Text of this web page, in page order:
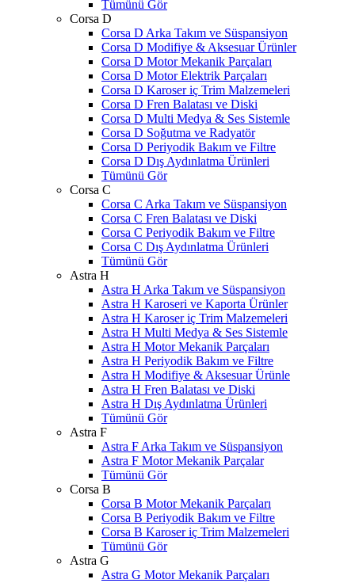
Tümünü Gör
Corsa D
Corsa D Arka Takım ve Süspansiyon
Corsa D Modifiye & Aksesuar Ürünler
Corsa D Motor Mekanik Parçaları
Corsa D Motor Elektrik Parçaları
Corsa D Karoser iç Trim Malzemeleri
Corsa D Fren Balatası ve Diski
Corsa D Multi Medya & Ses Sistemle
Corsa D Soğutma ve Radyatör
Corsa D Periyodik Bakım ve Filtre
Corsa D Dış Aydınlatma Ürünleri
Tümünü Gör
Corsa C
Corsa C Arka Takım ve Süspansiyon
Corsa C Fren Balatası ve Diski
Corsa C Periyodik Bakım ve Filtre
Corsa C Dış Aydınlatma Ürünleri
Tümünü Gör
Astra H
Astra H Arka Takım ve Süspansiyon
Astra H Karoseri ve Kaporta Ürünler
Astra H Karoser iç Trim Malzemeleri
Astra H Multi Medya & Ses Sistemle
Astra H Motor Mekanik Parçaları
Astra H Periyodik Bakım ve Filtre
Astra H Modifiye & Aksesuar Ürünle
Astra H Fren Balatası ve Diski
Astra H Dış Aydınlatma Ürünleri
Tümünü Gör
Astra F
Astra F Arka Takım ve Süspansiyon
Astra F Motor Mekanik Parçalar
Tümünü Gör
Corsa B
Corsa B Motor Mekanik Parçaları
Corsa B Periyodik Bakım ve Filtre
Corsa B Karoser iç Trim Malzemeleri
Tümünü Gör
Astra G
Astra G Motor Mekanik Parçaları